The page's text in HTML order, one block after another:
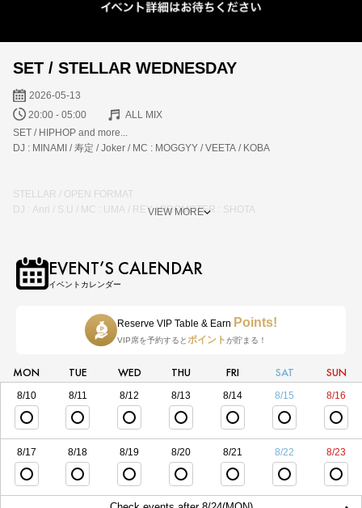
SET / STELLAR WEDNESDAY
2026-05-13
20:00 - 05:00
ALL MIX
SET / HIPHOP and more...
DJ : MINAMI / 寿定 / Joker / MC : MOGGYY / VEETA / KOBA
STELLAR / OPEN FORMAT
DJ : Anri / S.U / MC : UMA / REY / PROMOTER : SHOTA
VIEW MORE
EVENT’S CALENDAR
イベントカレンダー
Reserve VIP Table & Earn Points!
VIP席を予約すると ポイント が貯まる！
MON TUE WED THU FRI SAT SUN
8/10 8/11 8/12 8/13 8/14 8/15 8/16
8/17 8/18 8/19 8/20 8/21 8/22 8/23
Check events after 8/24(MON)